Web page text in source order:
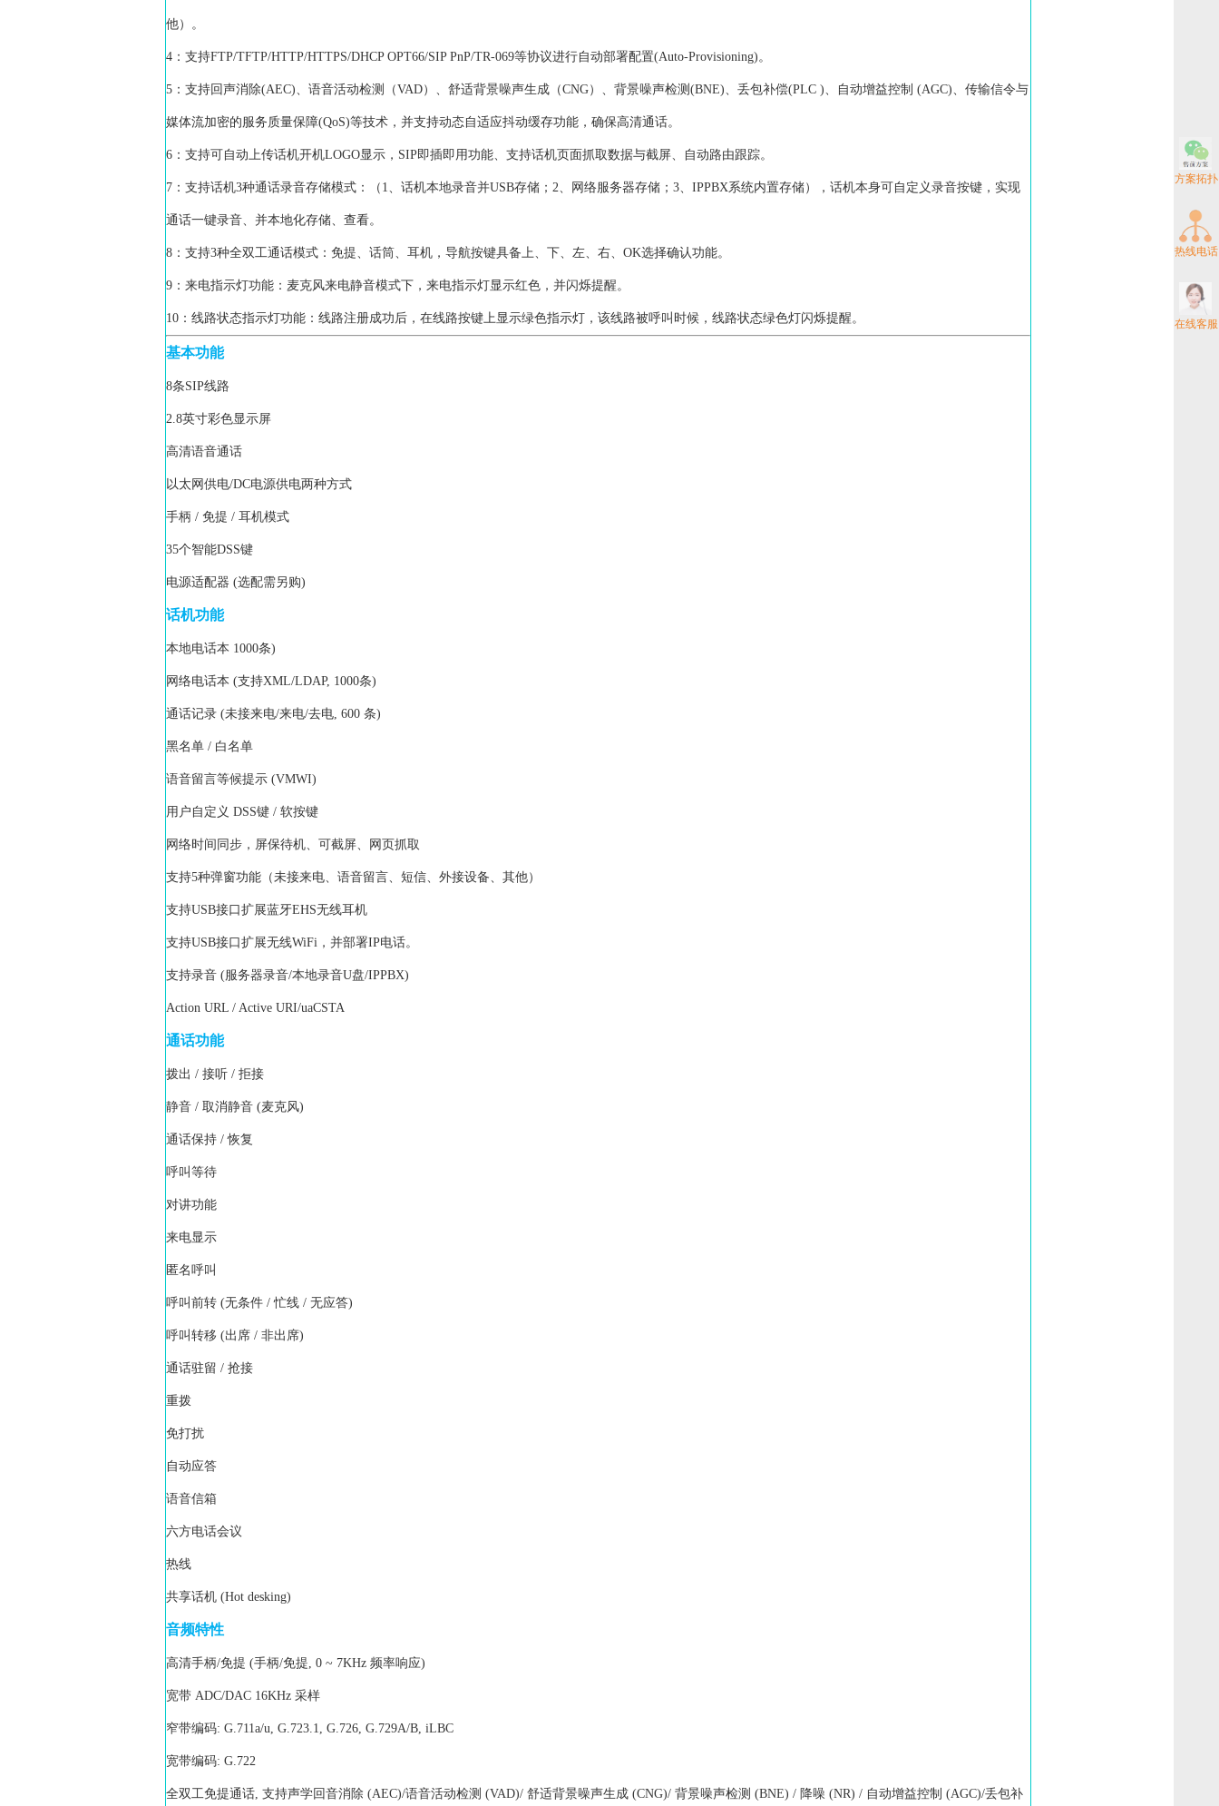
方案拓扑
热线电话
在线客服
他）。
4：支持FTP/TFTP/HTTP/HTTPS/DHCP OPT66/SIP PnP/TR-069等协议进行自动部署配置(Auto-Provisioning)。
5：支持回声消除(AEC)、语音活动检测（VAD）、舒适背景噪声生成（CNG）、背景噪声检测(BNE)、丢包补偿(PLC )、自动增益控制 (AGC)、传输信令与
媒体流加密的服务质量保障(QoS)等技术，并支持动态自适应抖动缓存功能，确保高清通话。
6：支持可自动上传话机开机LOGO显示，SIP即插即用功能、支持话机页面抓取数据与截屏、自动路由跟踪。
7：支持话机3种通话录音存储模式：（1、话机本地录音并USB存储；2、网络服务器存储；3、IPPBX系统内置存储），话机本身可自定义录音按键，实现
通话一键录音、并本地化存储、查看。
8：支持3种全双工通话模式：免提、话筒、耳机，导航按键具备上、下、左、右、OK选择确认功能。
9：来电指示灯功能：麦克风来电静音模式下，来电指示灯显示红色，并闪烁提醒。
10：线路状态指示灯功能：线路注册成功后，在线路按键上显示绿色指示灯，该线路被呼叫时候，线路状态绿色灯闪烁提醒。
基本功能
8条SIP线路
2.8英寸彩色显示屏
高清语音通话
以太网供电/DC电源供电两种方式
手柄 / 免提 / 耳机模式
35个智能DSS键
电源适配器 (选配需另购)
话机功能
本地电话本 1000条)
网络电话本 (支持XML/LDAP, 1000条)
通话记录 (未接来电/来电/去电, 600 条)
黑名单 / 白名单
语音留言等候提示 (VMWI)
用户自定义 DSS键 / 软按键
网络时间同步，屏保待机、可截屏、网页抓取
支持5种弹窗功能（未接来电、语音留言、短信、外接设备、其他）
支持USB接口扩展蓝牙EHS无线耳机
支持USB接口扩展无线WiFi，并部署IP电话。
支持录音 (服务器录音/本地录音U盘/IPPBX)
Action URL / Active URI/uaCSTA
通话功能
拨出 / 接听 / 拒接
静音 / 取消静音 (麦克风)
通话保持 / 恢复
呼叫等待
对讲功能
来电显示
匿名呼叫
呼叫前转 (无条件 / 忙线 / 无应答)
呼叫转移 (出席 / 非出席)
通话驻留 / 抢接
重拨
免打扰
自动应答
语音信箱
六方电话会议
热线
共享话机 (Hot desking)
音频特性
高清手柄/免提 (手柄/免提, 0 ~ 7KHz 频率响应)
宽带 ADC/DAC 16KHz 采样
窄带编码: G.711a/u, G.723.1, G.726, G.729A/B, iLBC
宽带编码: G.722
全双工免提通话, 支持声学回音消除 (AEC)/语音活动检测 (VAD)/ 舒适背景噪声生成 (CNG)/ 背景噪声检测 (BNE) / 降噪 (NR) / 自动增益控制 (AGC)/丢包补